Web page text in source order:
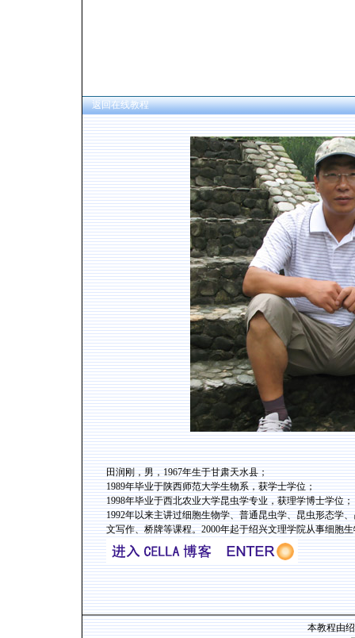
返回在线教程
田润刚，男，1967年生于甘肃天水县；
1989年毕业于陕西师范大学生物系，获学士学位；
1998年毕业于西北农业大学昆虫学专业，获理学博士学位；
1992年以来主讲过细胞生物学、普通昆虫学、昆虫形态学
文写作、桥牌等课程。2000年起于绍兴文理学院从事细胞
本教程由